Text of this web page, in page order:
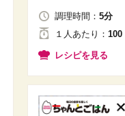
調理時間： 5分
１人あたり ： 100
レシピを見る